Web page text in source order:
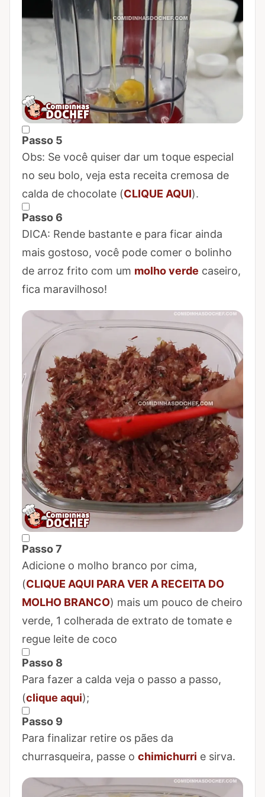
Passo 5
Marcar Passo 5 como concluído
Obs: Se você quiser dar um toque especial
no seu bolo, veja esta receita cremosa de
calda de chocolate (CLIQUE AQUI).
Passo 6
Marcar Passo 6 como concluído
DICA: Rende bastante e para ficar ainda
mais gostoso, você pode comer o bolinho
de arroz frito com um molho verde caseiro,
fica maravilhoso!
Passo 7
Marcar Passo 7 como concluído
Adicione o molho branco por cima,
(CLIQUE AQUI PARA VER A RECEITA DO
MOLHO BRANCO) mais um pouco de cheiro
verde, 1 colherada de extrato de tomate e
regue leite de coco
Passo 8
Marcar Passo 8 como concluído
Para fazer a calda veja o passo a passo,
(clique aqui);
Passo 9
Marcar Passo 9 como concluído
Para finalizar retire os pães da
churrasqueira, passe o chimichurri e sirva.